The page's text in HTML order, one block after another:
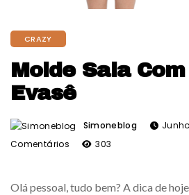
CRAZY
Molde Saia
Evasê
Simoneblog
Comentários
303
Olá pessoal, tudo bem? A dica de